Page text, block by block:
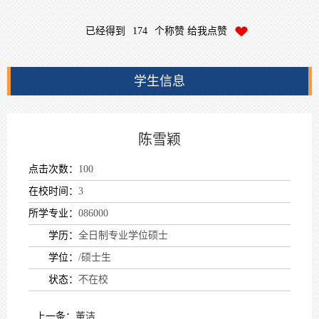
已经得到 174 个称赞 给我点赞
学生信息
陈雪颖
点击次数： 100
在校时间： 3
所学专业： 086000
学历： 全日制专业学位硕士
学位： /硕士生
状态： 不在校
上一条： 董洁